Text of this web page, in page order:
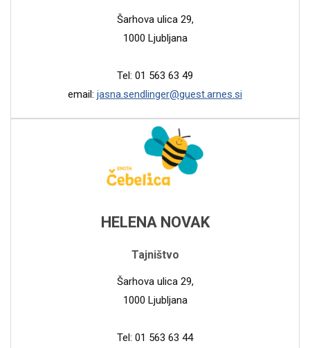
Šarhova ulica 29,
1000 Ljubljana
Tel: 01 563 63 49
email: jasna.sendlinger@guest.arnes.si
HELENA NOVAK
Tajništvo
Šarhova ulica 29,
1000 Ljubljana
Tel: 01 563 63 44